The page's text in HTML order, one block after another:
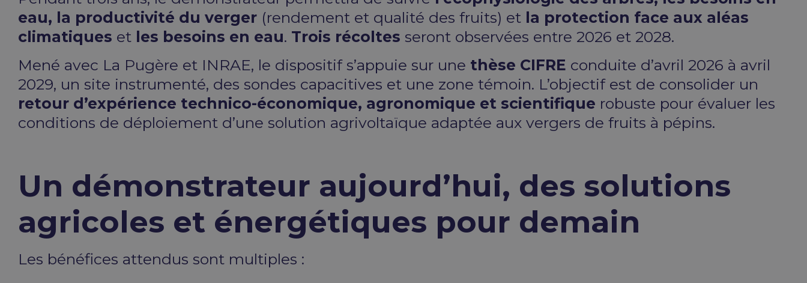
eau, la productivité du verger (rendement et qualité des fruits) et la protection face aux aléas
climatiques et les besoins en eau. Trois récoltes seront observées entre 2026 et 2028.
Mené avec La Pugère et INRAE, le dispositif s’appuie sur une thèse CIFRE conduite d’avril 2026 à avril
2029, un site instrumenté, des sondes capacitives et une zone témoin. L’objectif est de consolider un
retour d’expérience technico-économique, agronomique et scientifique robuste pour évaluer les
conditions de déploiement d’une solution agrivoltaïque adaptée aux vergers de fruits à pépins.
Un démonstrateur aujourd’hui, des solutions
agricoles et énergétiques pour demain
Les bénéfices attendus sont multiples :